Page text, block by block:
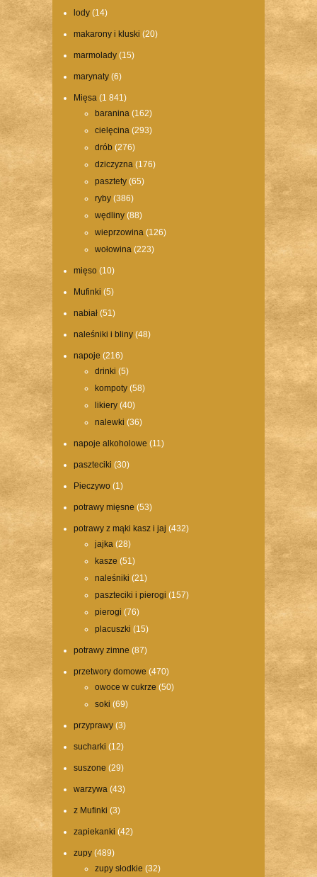
lody (14)
makarony i kluski (20)
marmolady (15)
marynaty (6)
Mięsa (1 841)
baranina (162)
cielęcina (293)
drób (276)
dziczyzna (176)
pasztety (65)
ryby (386)
wędliny (88)
wieprzowina (126)
wołowina (223)
mięso (10)
Mufinki (5)
nabiał (51)
naleśniki i bliny (48)
napoje (216)
drinki (5)
kompoty (58)
likiery (40)
nalewki (36)
napoje alkoholowe (11)
paszteciki (30)
Pieczywo (1)
potrawy mięsne (53)
potrawy z mąki kasz i jaj (432)
jajka (28)
kasze (51)
naleśniki (21)
paszteciki i pierogi (157)
pierogi (76)
placuszki (15)
potrawy zimne (87)
przetwory domowe (470)
owoce w cukrze (50)
soki (69)
przyprawy (3)
sucharki (12)
suszone (29)
warzywa (43)
z Mufinki (3)
zapiekanki (42)
zupy (489)
zupy słodkie (32)